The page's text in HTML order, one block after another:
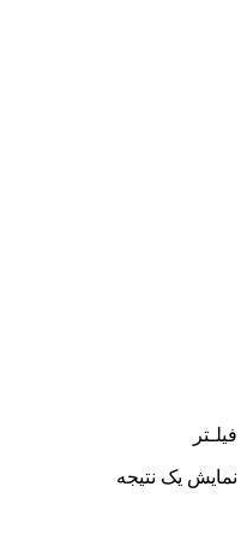
فیلـتر
نمایش یک نتیجه